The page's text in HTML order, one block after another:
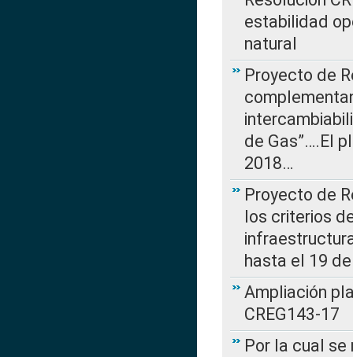
estabilidad
natural
Proyecto de
de Gas”….El
2018…
Proyecto de
los criterios
hasta el 19
Ampliación
CREG143-17
Por la cual se